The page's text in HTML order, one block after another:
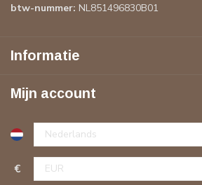
btw-nummer: NL851496830B01
Informatie
Mijn account
€